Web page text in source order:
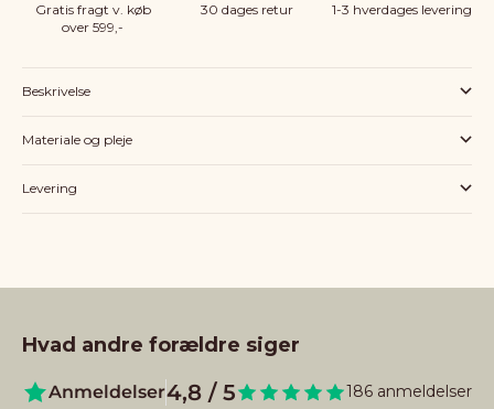
Gratis fragt v. køb
over 599,-
30 dages retur 1-3 hverdages levering
Beskrivelse
Materiale og pleje
Levering
Hvad andre forældre siger
Anmeldelser4,8 / 5 186 anmeldelser